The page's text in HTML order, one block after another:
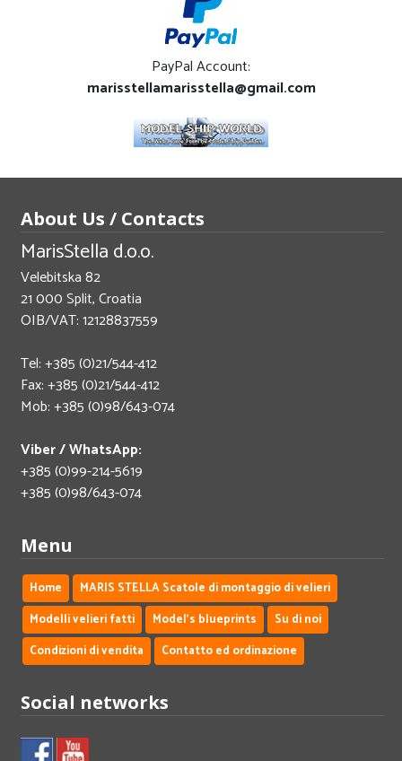
PayPal Account:
marisstellamarisstella@gmail.com
About Us / Contacts
MarisStella d.o.o.
Velebitska 82
21 000 Split, Croatia
OIB/VAT: 12128837559
Tel: +385 (0)21/544-412
Fax: +385 (0)21/544-412
Mob: +385 (0)98/643-074
Viber / WhatsApp:
+385 (0)99-214-5619
+385 (0)98/643-074
Menu
Home
MARIS STELLA Scatole di montaggio di velieri
Modelli velieri fatti
Model's blueprints
Su di noi
Condizioni di vendita
Contatto ed ordinazione
Social networks